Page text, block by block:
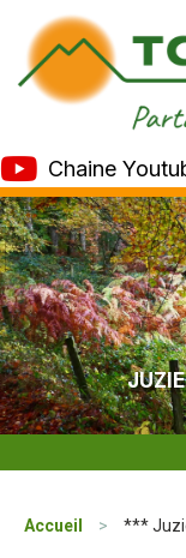
Chaine
Accueil > ***